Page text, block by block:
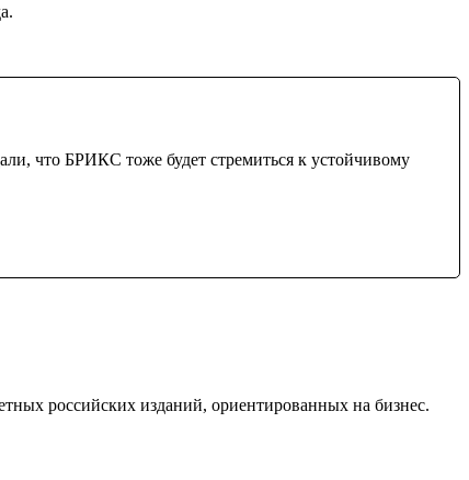
что БРИКС тоже будет стремиться к устойчивому
российских изданий, ориентированных на бизнес.